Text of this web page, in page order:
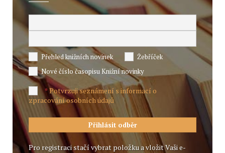
Přehled knižních novinek
Žebříček
Nové číslo časopisu Knižní novinky
*Potvrzuji seznámení s informací o
zpracování osobních údajů
Pro registraci stačí vybrat položku a vložit Vaši e-